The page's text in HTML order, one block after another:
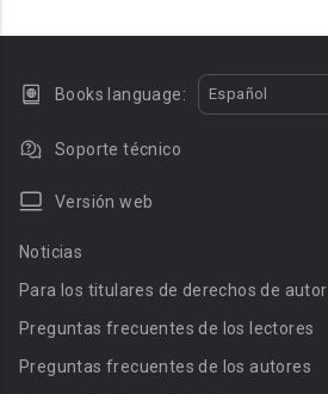
Books language: Español
Soporte técnico
Versión web
Noticias
Para los titulares de derechos de autor
Preguntas frecuentes de los lectores
Preguntas frecuentes de los autores